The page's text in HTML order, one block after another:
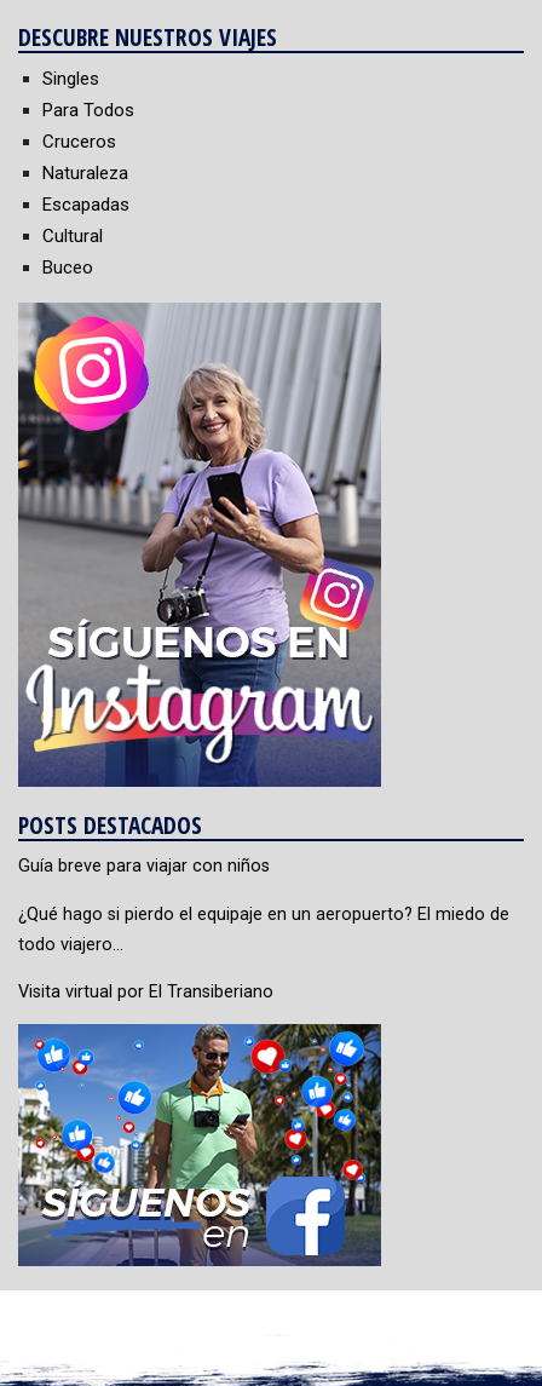
DESCUBRE NUESTROS VIAJES
Singles
Para Todos
Cruceros
Naturaleza
Escapadas
Cultural
Buceo
POSTS DESTACADOS
Guía breve para viajar con niños
¿Qué hago si pierdo el equipaje en un aeropuerto? El miedo de
todo viajero…
Visita virtual por El Transiberiano